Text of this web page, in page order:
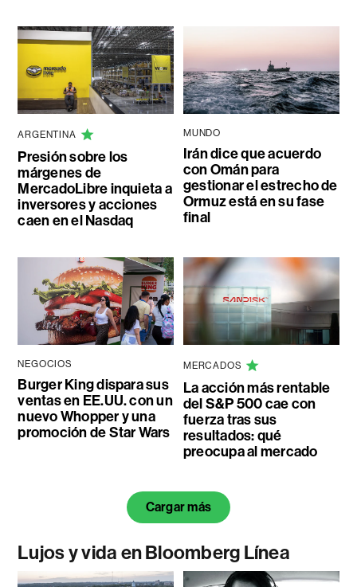
ARGENTINA
Presión sobre los
márgenes de
MercadoLibre inquieta a
inversores y acciones
caen en el Nasdaq
MUNDO
Irán dice que acuerdo
con Omán para
gestionar el estrecho de
Ormuz está en su fase
final
NEGOCIOS
Burger King dispara sus
ventas en EE.UU. con un
nuevo Whopper y una
promoción de Star Wars
MERCADOS
La acción más rentable
del S&P 500 cae con
fuerza tras sus
resultados: qué
preocupa al mercado
Cargar más
Lujos y vida en Bloomberg Línea